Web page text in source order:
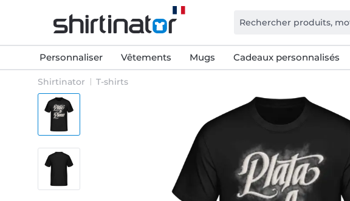
Personnaliser Vêtements Mugs Cadeaux personnalisés
Shirtinator T-shirts